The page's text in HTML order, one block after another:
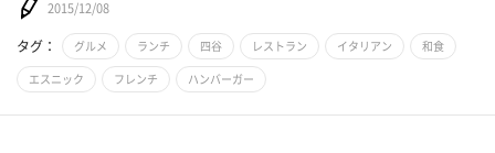
2015/12/08
タグ： グルメ ランチ 四谷 レストラン イタリアン 和食
エスニック フレンチ ハンバーガー